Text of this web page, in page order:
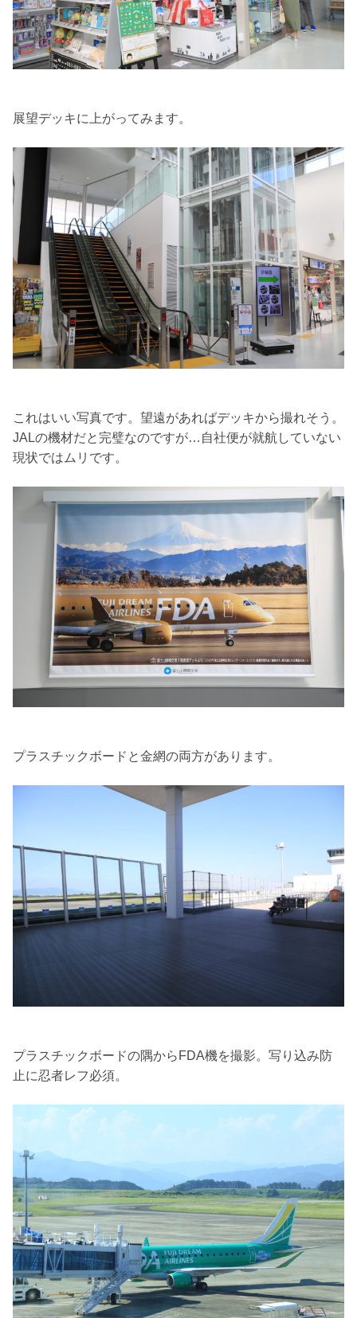
展望デッキに上がってみます。
これはいい写真です。望遠があればデッキから撮れそう。
JALの機材だと完璧なのですが…自社便が就航していない
現状ではムリです。
プラスチックボードと金網の両方があります。
プラスチックボードの隅からFDA機を撮影。写り込み防
止に忍者レフ必須。